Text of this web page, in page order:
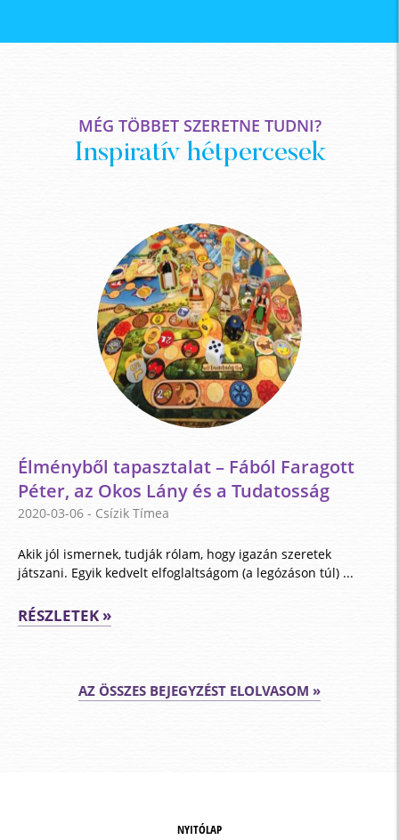
MÉG TÖBBET SZERETNE TUDNI?
Inspiratív hétpercesek
Élményből tapasztalat – Fából Faragott
Péter, az Okos Lány és a Tudatosság
2020-03-06 - Csízik Tímea
Akik jól ismernek, tudják rólam, hogy igazán szeretek
játszani. Egyik kedvelt elfoglaltságom (a legózáson túl) ...
RÉSZLETEK »
AZ ÖSSZES BEJEGYZÉST ELOLVASOM »
NYITÓLAP